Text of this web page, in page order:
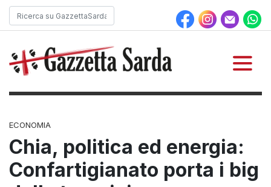
ECONOMIA
Chia, politica ed energia:
Confartigianato porta i big